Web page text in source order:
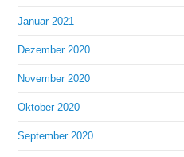
Januar 2021
Dezember 2020
November 2020
Oktober 2020
September 2020